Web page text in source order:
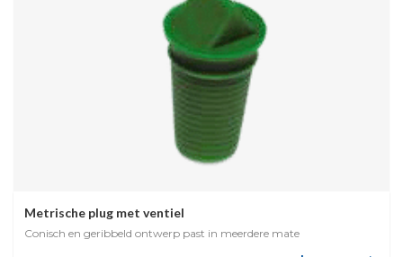
Metrische plug met ventiel
Conisch en geribbeld ontwerp past in meerdere mate